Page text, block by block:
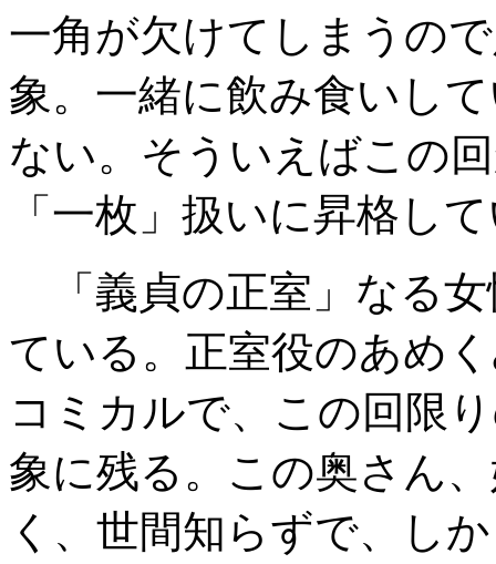
一角が欠けてしまうの
象。一緒に飲み食いし
ない。そういえばこの
「一枚」扱いに昇格し
「義貞の正室」なる
ている。正室役のあめ
コミカルで、この回限
象に残る。この奥さん
く、世間知らずで、し